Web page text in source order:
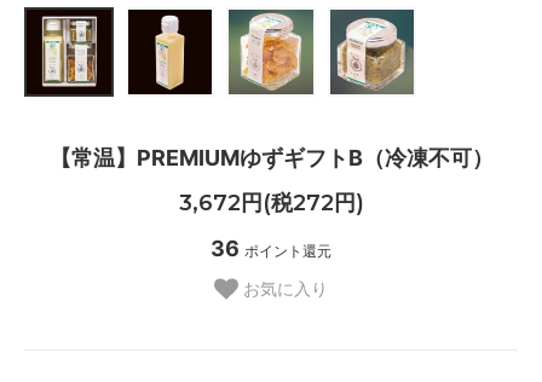
【常温】PREMIUMゆずギフトB（冷凍不可）
3,672円(税272円)
36 ポイント還元
お気に入り